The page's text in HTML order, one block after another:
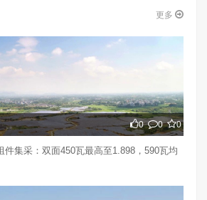
更多
0 0 0
件集采：双面450瓦最高至1.898，590瓦均